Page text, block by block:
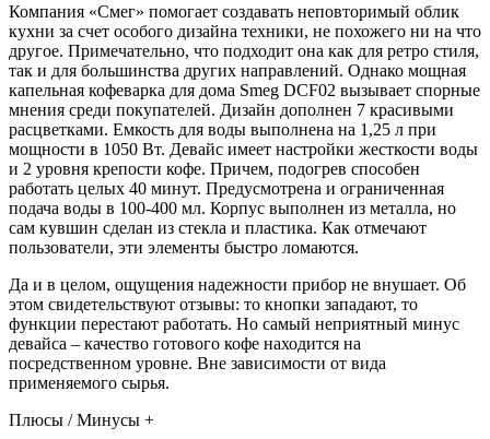
Компания «Смег» помогает создавать неповторимый облик
кухни за счет особого дизайна техники, не похожего ни на что
другое. Примечательно, что подходит она как для ретро стиля,
так и для большинства других направлений. Однако мощная
капельная кофеварка для дома Smeg DCF02 вызывает спорные
мнения среди покупателей. Дизайн дополнен 7 красивыми
расцветками. Емкость для воды выполнена на 1,25 л при
мощности в 1050 Вт. Девайс имеет настройки жесткости воды
и 2 уровня крепости кофе. Причем, подогрев способен
работать целых 40 минут. Предусмотрена и ограниченная
подача воды в 100-400 мл. Корпус выполнен из металла, но
сам кувшин сделан из стекла и пластика. Как отмечают
пользователи, эти элементы быстро ломаются.
Да и в целом, ощущения надежности прибор не внушает. Об
этом свидетельствуют отзывы: то кнопки западают, то
функции перестают работать. Но самый неприятный минус
девайса – качество готового кофе находится на
посредственном уровне. Вне зависимости от вида
применяемого сырья.
Плюсы / Минусы +